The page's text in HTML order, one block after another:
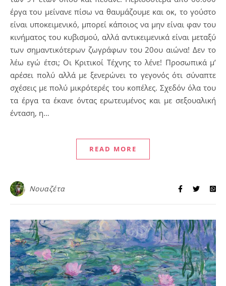
έργα του μείνανε πίσω να θαυμάζουμε και οκ, το γούστο
είναι υποκειμενικό, μπορεί κάποιος να μην είναι φαν του
κινήματος του κυβισμού, αλλά αντικειμενικά είναι μεταξύ
των σημαντικότερων ζωγράφων του 20ου αιώνα! Δεν το
λέω εγώ έτσι; Οι Κριτικοί Τέχνης το λένε! Προσωπικά μ’
αρέσει πολύ αλλά με ξενερώνει το γεγονός ότι σύναπτε
σχέσεις με πολύ μικρότερές του κοπέλες. Σχεδόν όλα του
τα έργα τα έκανε όντας ερωτευμένος και με σεξουαλική
ένταση, η…
READ MORE
Νουαζέτα